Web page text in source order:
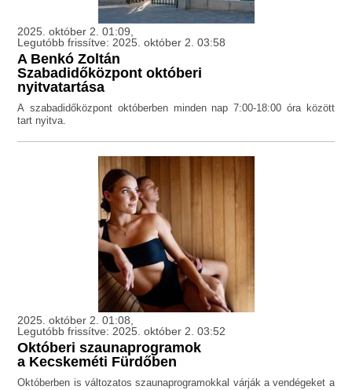
2025. október 2. 01:09,
Legutóbb frissítve: 2025. október 2. 03:58
A Benkó Zoltán
Szabadidőközpont októberi
nyitvatartása
A szabadidőközpont októberben minden nap 7:00-18:00 óra között
tart nyitva.
2025. október 2. 01:08,
Legutóbb frissítve: 2025. október 2. 03:52
Októberi szaunaprogramok
a Kecskeméti Fürdőben
Októberben is változatos szaunaprogramokkal várják a vendégeket a